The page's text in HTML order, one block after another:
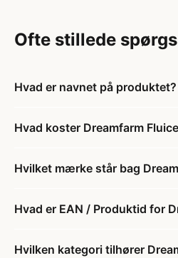
Ofte stillede
Hvad er navnet på produktet?
Hvad koster Dreamfarm
Hvilket mærke står bag
Hvad er EAN / Produktid for
Hvilken kategori tilhører